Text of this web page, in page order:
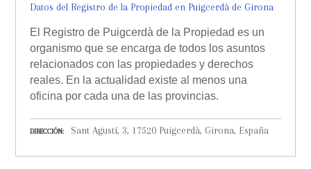
Datos del Registro de la Propiedad en Puigcerdà de Girona
El Registro de Puigcerdà de la Propiedad es un
organismo que se encarga de todos los asuntos
relacionados con las propiedades y derechos
reales. En la actualidad existe al menos una
oficina por cada una de las provincias.
DIRECCIÓN Sant Agustí, 3, 17520 Puigcerdà, Girona, España